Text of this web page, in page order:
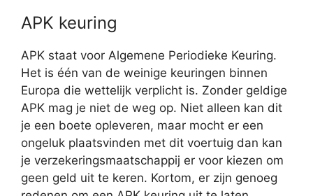
APK keuring
APK staat voor Algemene Periodieke Keuring.
Het is één van de weinige keuringen binnen
Europa die wettelijk verplicht is. Zonder geldige
APK mag je niet de weg op. Niet alleen kan dit
je een boete opleveren, maar mocht er een
ongeluk plaatsvinden met dit voertuig dan kan
je verzekeringsmaatschappij er voor kiezen om
geen geld uit te keren. Kortom, er zijn genoeg